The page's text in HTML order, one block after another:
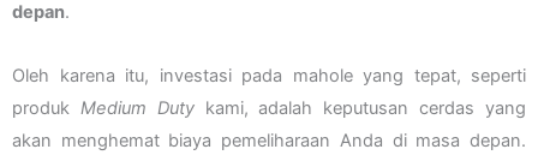
depan.
Oleh karena itu, investasi pada mahole yang tepat, seperti
produk Medium Dutykami, adalah keputusan cerdas yang
akan menghemat biaya pemeliharaan Anda di masa depan.